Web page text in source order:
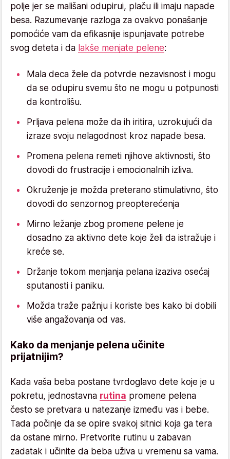
polje jer se mališani odupirui, plaču ili imaju napade
besa. Razumevanje razloga za ovakvo ponašanje
pomoćiće vam da efikasnije ispunjavate potrebe
svog deteta i da lakše menjate pelene:
Mala deca žele da potvrde nezavisnost i mogu
da se odupiru svemu što ne mogu u potpunosti
da kontrolišu.
Prljava pelena može da ih iritira, uzrokujući da
izraze svoju nelagodnost kroz napade besa.
Promena pelena remeti njihove aktivnosti, što
dovodi do frustracije i emocionalnih izliva.
Okruženje je možda preterano stimulativno, što
dovodi do senzornog preopterećenja
Mirno ležanje zbog promene pelene je
dosadno za aktivno dete koje želi da istražuje i
kreće se.
Držanje tokom menjanja pelana izaziva osećaj
sputanosti i paniku.
Možda traže pažnju i koriste bes kako bi dobili
više angažovanja od vas.
Kako da menjanje pelena učinite
prijatnijim?
Kada vaša beba postane tvrdoglavo dete koje je u
pokretu, jednostavna rutina promene pelena
često se pretvara u natezanje između vas i bebe.
Tada počinje da se opire svakoj sitnici koja ga tera
da ostane mirno. Pretvorite rutinu u zabavan
zadatak i učinite da beba uživa u vremenu sa vama.